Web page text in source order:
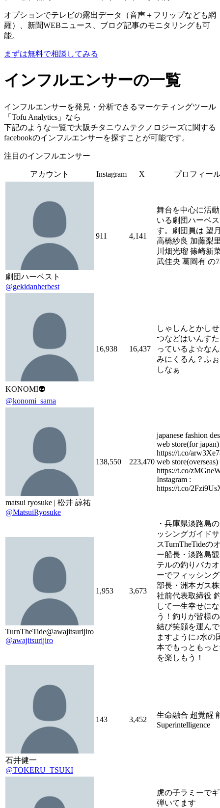
オプションでテレビの露出データ（音声＋フリップなども網
羅）、新聞WEBニュース、ブログ記事のモニタリングも可
能。
まずは無料で相談してみる
インフルエンサーの一覧
インフルエンサーを発見・分析できるマーケティングツール
「Tofu Analytics」なら
下記のような一覧で大阪チタニウムテクノロジーズに関する
facebookのインフルエンサーを探すことが可能です。
注目のインフルエンサー
アカウント Instagram X プロフィー
劇団ハーベスト
@gekidanherbest
911 4,141
舞台を中心に活
いる劇団ハーベ
す。劇団員は 望
高橋紗良 加藤梨
川畑光瑠 篠崎新
武佳央 葛岡有 の
KONOMI👽
@konomi_sama
16,938 16,437
しゃしんとかし
つなどはいんす
っているよ☆な
みにくるん？ふ
しなぁ
matsui ryosuke | 松井 諒祐
@MatsuiRyosuke
138,550 223,470
japanese fashion
web store(for
https://t.co/
web store(overseas)
https://t.co/
Instagram :
https://t.co/
TurnTheTide@awajitsurijiro
@awajitsurijiro
1,953 3,673
・兵庫県淡路島
ッシングガイド
スTurnTheTideの
ー船長・淡路島
テルの釣りバカ
ーでフィッシン
部長・洲本ガス
社前代表取締役
して一生幸せに
う！釣りが皆様
結び笑顔を運ん
ますように♪水の
本でもっともっ
を楽しもう！
石井健一
@TOKERU_TSUKI
143 3,452
生命融合 超覚醒
Superintelligence
虎の子ラミーで
弾いてます